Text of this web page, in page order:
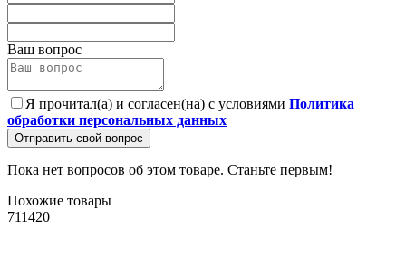
Ваш вопрос
Я прочитал(а) и согласен(на) с условиями Политика
обработки персональных данных
Отправить свой вопрос
Пока нет вопросов об этом товаре. Станьте первым!
Похожие товары
711420